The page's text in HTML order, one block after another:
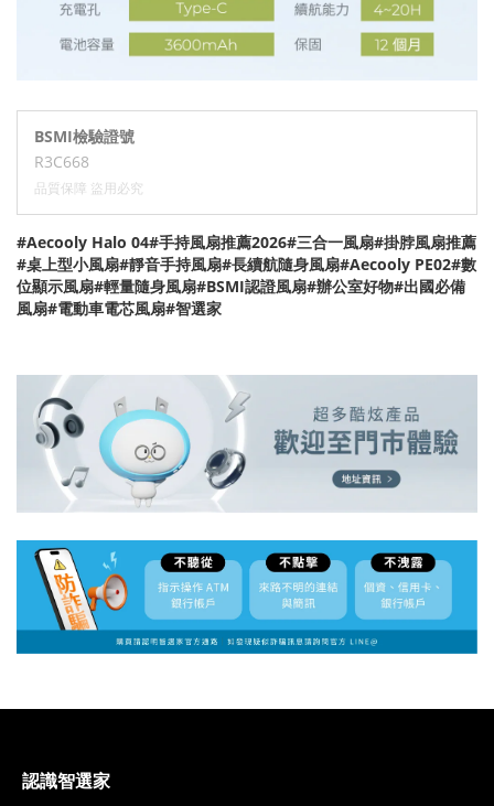
BSMI檢驗證號
R3C668
品質保障 盜用必究
#Aecooly Halo 04#手持風扇推薦2026#三合一風扇#掛脖風扇推薦
#桌上型小風扇#靜音手持風扇#長續航隨身風扇#Aecooly PE02#數
位顯示風扇#輕量隨身風扇#BSMI認證風扇#辦公室好物#出國必備
風扇#電動車電芯風扇#智選家
認識智選家